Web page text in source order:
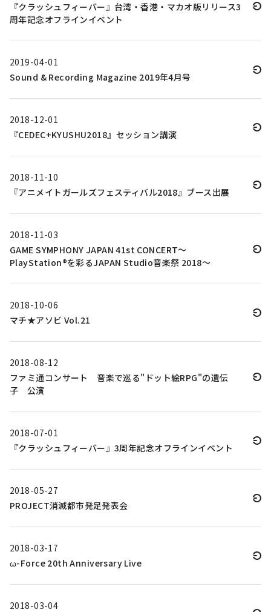
『クラッシュフィーバー』台湾・香港・マカオ版リリース3
周年記念オフラインイベント
2019-04-01
Sound & Recording Magazine 2019年4月号
2018-12-01
『CEDEC+KYUSHU2018』セッション講演
2018-11-10
『アニメイトガールズフェスティバル2018』ブース出展
2018-11-03
GAME SYMPHONY JAPAN 41st CONCERT～
PlayStation®を彩るJAPAN Studio音楽祭 2018～
2018-10-06
マチ★アソビ Vol.21
2018-08-12
ファミ通コンサート 音楽で巡る"ドット絵RPG"の遺伝
子 公演
2018-07-01
『クラッシュフィーバー』3周年記念オフラインイベント
2018-05-27
PROJECT消滅都市発足発表会
2018-03-17
ω-Force 20th Anniversary Live
2018-03-04